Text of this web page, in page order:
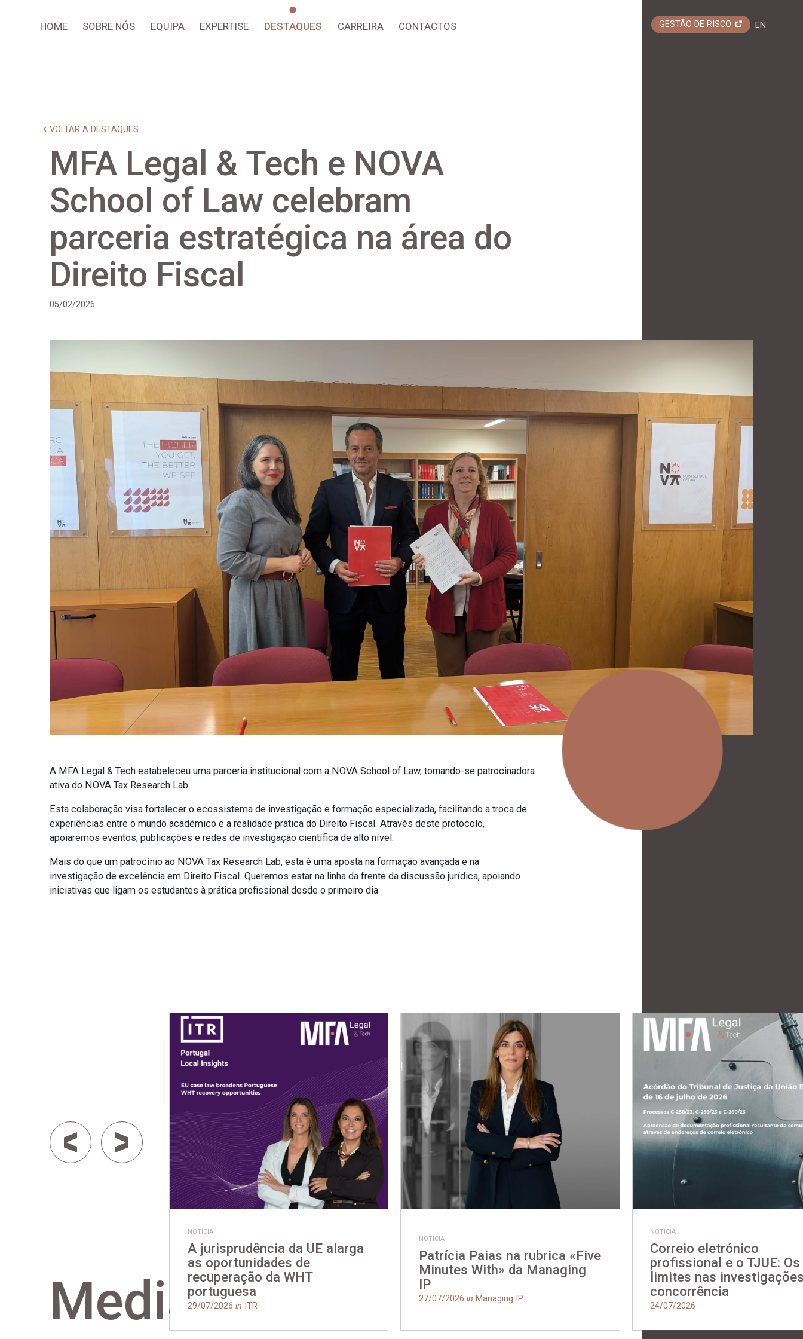
HOME SOBRE NÓS EQUIPA EXPERTISE DESTAQUES CARREIRA CONTACTOS EN
GESTÃO DE RISCO
VOLTAR A DESTAQUES
MFA Legal & Tech e NOVA
School of Law celebram
parceria estratégica na área do
Direito Fiscal
05/02/2026
A MFA Legal & Tech estabeleceu uma parceria institucional com a NOVA School of Law, tornando-se patrocinadora
ativa do NOVA Tax Research Lab.
Esta colaboração visa fortalecer o ecossistema de investigação e formação especializada, facilitando a troca de
experiências entre o mundo académico e a realidade prática do Direito Fiscal. Através deste protocolo,
apoiaremos eventos, publicações e redes de investigação científica de alto nível.
Mais do que um patrocínio ao NOVA Tax Research Lab, esta é uma aposta na formação avançada e na
investigação de excelência em Direito Fiscal. Queremos estar na linha da frente da discussão jurídica, apoiando
iniciativas que ligam os estudantes à prática profissional desde o primeiro dia.
NOTÍCIA
A jurisprudência da UE alarga
as oportunidades de
recuperação da WHT
portuguesa
29/07/2026 in ITR
NOTÍCIA
Patrícia Paias na rubrica «Five
Minutes With» da Managing
IP
27/07/2026in Managing IP
NOTÍCIA
Correio eletrónico
profissional e o TJUE: Os
limites nas
concorrência
24/07/2026
Media